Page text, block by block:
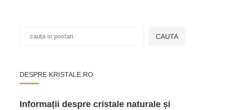
CAUTA
DESPRE KRISTALE.RO
Informații despre cristale naturale și